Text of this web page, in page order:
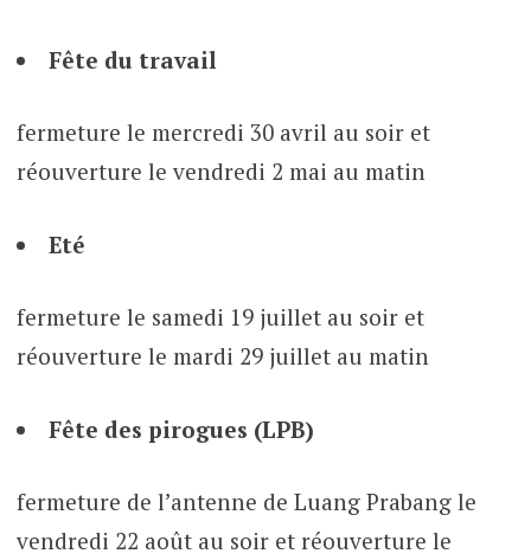
Fête du travail
fermeture le mercredi 30 avril au soir et
réouverture le vendredi 2 mai au matin
Eté
fermeture le samedi 19 juillet au soir et
réouverture le mardi 29 juillet au matin
Fête des pirogues (LPB)
fermeture de l’antenne de Luang Prabang le
vendredi 22 août au soir et réouverture le